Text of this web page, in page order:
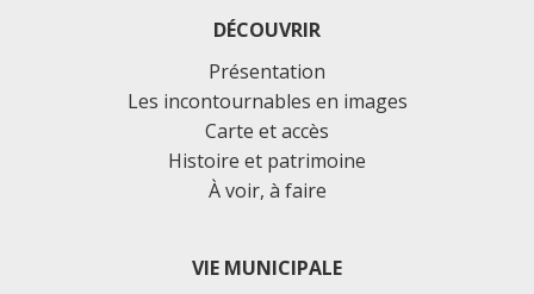
DÉCOUVRIR
Présentation
Les incontournables en images
Carte et accès
Histoire et patrimoine
À voir, à faire
VIE MUNICIPALE